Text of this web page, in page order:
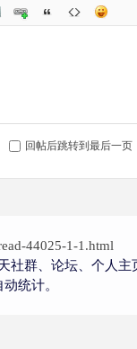
回帖后跳转到最后一页
44025-1-1.html
社群、论坛、个人
统计。